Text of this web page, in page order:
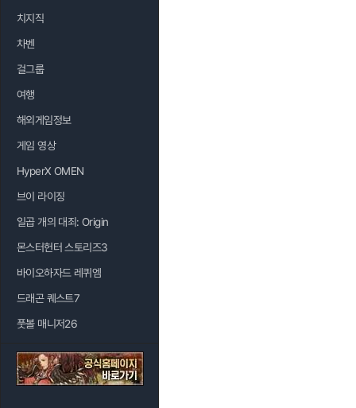
치지직
차벤
걸그룹
여행
해외게임정보
게임 영상
HyperX OMEN
브이 라이징
일곱 개의 대죄: Origin
몬스터헌터 스토리즈3
바이오하자드 레퀴엠
드래곤 퀘스트7
풋볼 매니저26